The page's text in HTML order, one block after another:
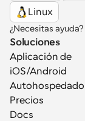
Linux
¿Necesitas ayuda?
Soluciones
Aplicación de
iOS/Android
Autohospedado
Precios
Docs